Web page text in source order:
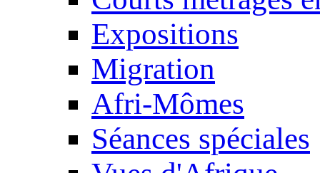
Expositions
Migration
Afri-Mômes
Séances spéciales